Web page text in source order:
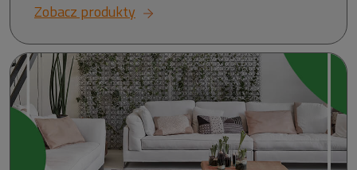
Zobacz produkty